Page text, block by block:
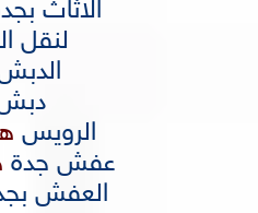
الاثاث
لنقل
الرويس
عفش جدة
العفش